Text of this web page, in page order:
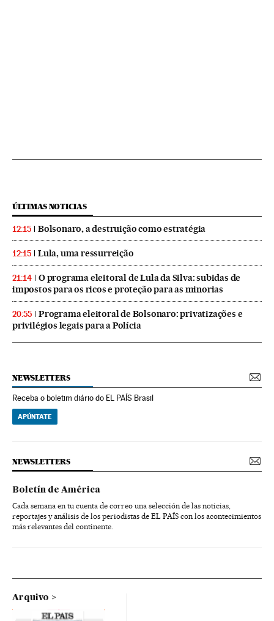
ÚLTIMAS NOTICIAS
12:15 Bolsonaro, a destruição como estratégia
12:15 Lula, uma ressurreição
21:14
O programa eleitoral de Lula da Silva: subidas de
impostos para os ricos e proteção para as minorias
20:55
Programa eleitoral de Bolsonaro: privatizações e
privilégios legais para a Polícia
NEWSLETTERS
Receba o boletim diário do EL PAÍS Brasil
APÚNTATE
NEWSLETTERS
Boletín de América
Cada semana en tu cuenta de correo una selección de las noticias,
reportajes y análisis de los periodistas de EL PAÍS con los acontecimientos
más relevantes del continente.
Arquivo